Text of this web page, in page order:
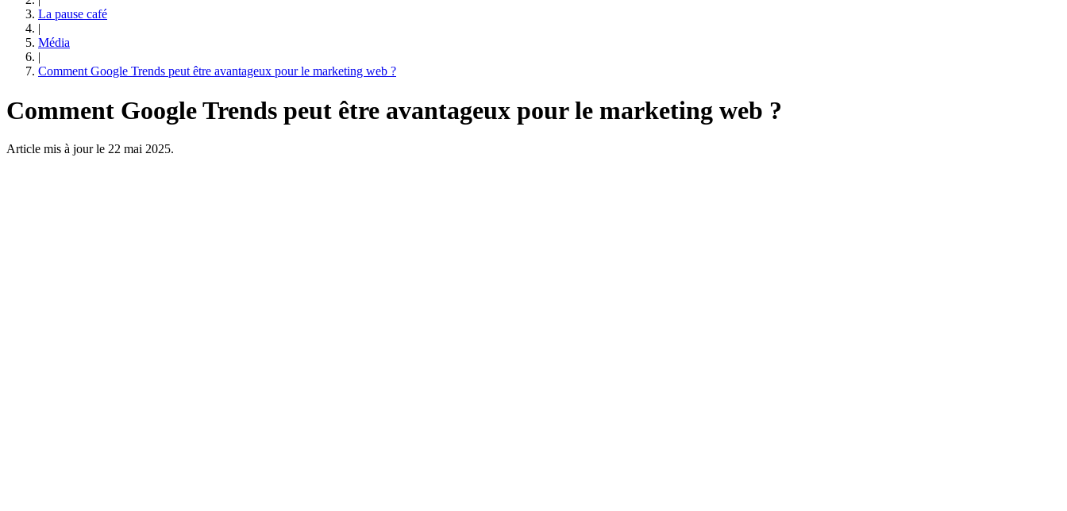
La pause café
|
Média
|
Comment Google Trends peut être avantageux pour le marketing web ?
Comment Google Trends peut être avantageux pour le marketing web ?
Article mis à jour le 22 mai 2025.